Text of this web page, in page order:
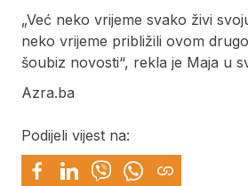
„Već neko vrijeme svako živi
neko vrijeme približili ovom
šoubiz novosti“, rekla je Maja u
Azra.ba
Podijeli vijest na: